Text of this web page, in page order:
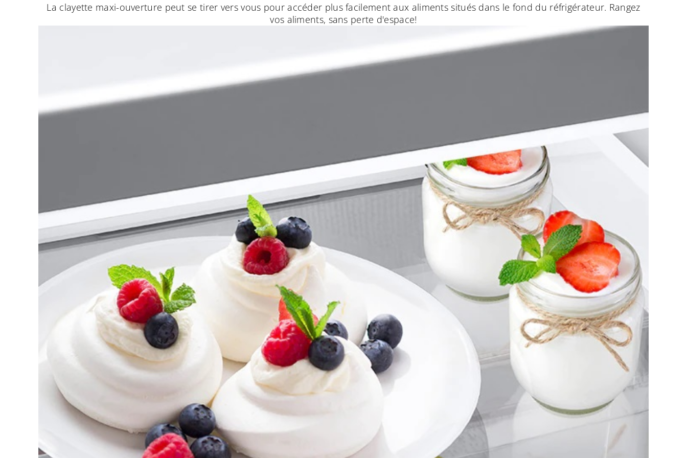
La clayette maxi-ouverture peut se tirer vers vous pour accéder plus facilement aux aliments situés dans le fond du réfrigérateur. Rangez
vos aliments, sans perte d'espace!